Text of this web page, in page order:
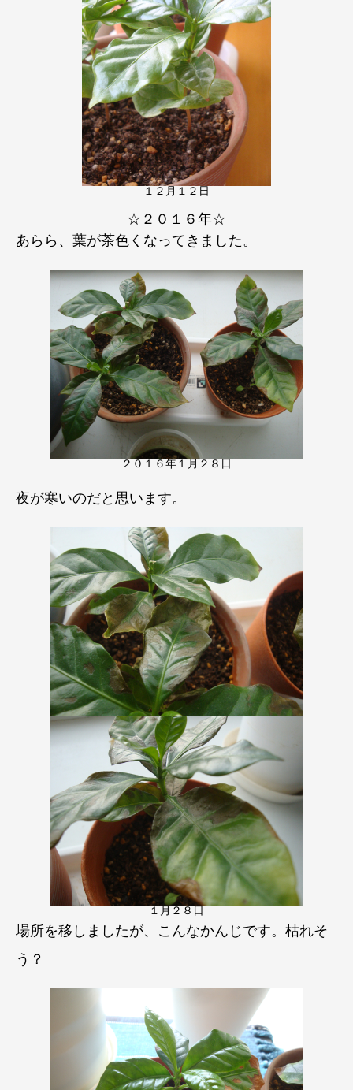
１２月１２日
☆２０１６年☆
あらら、葉が茶色くなってきました。
２０１６年１月２８日
夜が寒いのだと思います。
１月２８日
場所を移しましたが、こんなかんじです。枯れそ
う？